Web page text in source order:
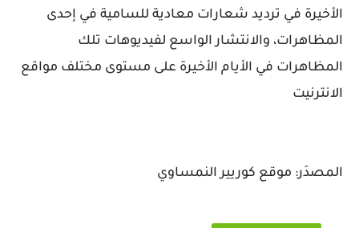
الأخيرة في ترديد شعارات معادية للسامية في إحدى
المظاهرات، والانتشار الواسع لفيديوهات تلك
المظاهرات في الأيام الأخيرة على مستوى مختلف مواقع
الانترنيت
المصدَر: موقع كوريير النمساوي